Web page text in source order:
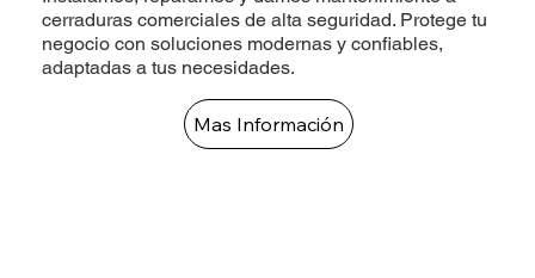
cerraduras comerciales de alta seguridad. Protege tu
negocio con soluciones modernas y confiables,
adaptadas a tus necesidades.
Mas Información